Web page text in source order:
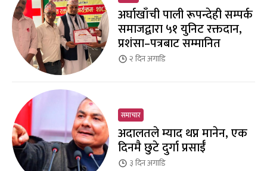
अर्घाखाँची पाली रूपन्देही सम्पर्क
समाजद्वारा ५१ युनिट रक्तदान,
प्रशंसा–पत्रबाट सम्मानित
२ दिनअगाडि
समाचार
अदालतले म्याद थप्न मानेन, एक
दिनमै छुटे दुर्गा प्रसाईँ
३ दिनअगाडि